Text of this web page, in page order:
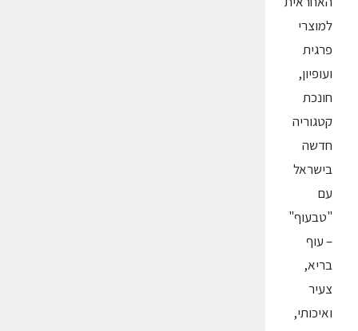
למוצרי
פרגית
ועופיון,
חונכת
קטגוריה
חדשה
בישראל
עם
"טבעוף"
– עוף
בריא,
צעיר
ואיכותי,